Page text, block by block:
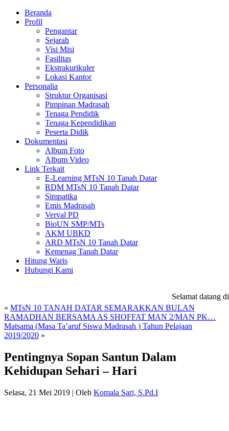
Beranda
Profil
Pengantar
Sejarah
Visi Misi
Fasilitas
Ekstrakurikuler
Lokasi Kantor
Personalia
Struktur Organisasi
Pimpinan Madrasah
Tenaga Pendidik
Tenaga Kependidikan
Peserta Didik
Dokumentasi
Album Foto
Album Video
Link Terkait
E-Learning MTsN 10 Tanah Datar
RDM MTsN 10 Tanah Datar
Simpatika
Emis Madrasah
Verval PD
BioUN SMP/MTs
AKM UBKD
ARD MTsN 10 Tanah Datar
Kemenag Tanah Datar
Hitung Waris
Hubungi Kami
Selamat datang di
« MTsN 10 TANAH DATAR SEMARAKKAN BULAN
RAMADHAN BERSAMA AS SHOFFAT MAN 2/MAN PK…
Matsama (Masa Ta’aruf Siswa Madrasah ) Tahun Pelajaan
2019/2020 »
Pentingnya Sopan Santun Dalam
Kehidupan Sehari – Hari
Selasa, 21 Mei 2019 | Oleh Komala Sari, S.Pd.I